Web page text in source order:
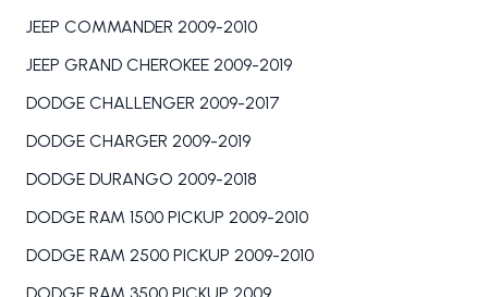
JEEP COMMANDER 2009-2010
JEEP GRAND CHEROKEE 2009-2019
DODGE CHALLENGER 2009-2017
DODGE CHARGER 2009-2019
DODGE DURANGO 2009-2018
DODGE RAM 1500 PICKUP 2009-2010
DODGE RAM 2500 PICKUP 2009-2010